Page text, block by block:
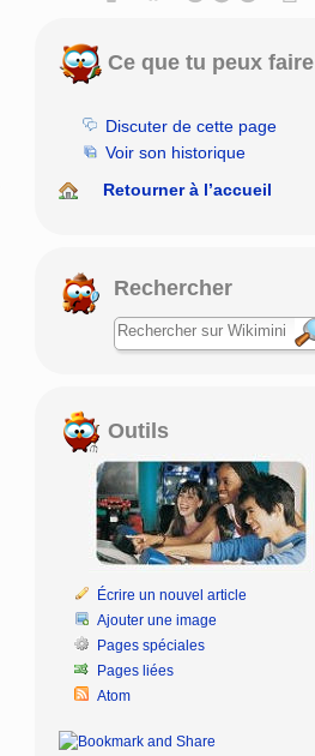
Ce que tu peux faire
Discuter de cette page
Voir son historique
Retourner à l’accueil
Rechercher
Outils
Écrire un nouvel article
Ajouter une image
Pages spéciales
Pages liées
Atom